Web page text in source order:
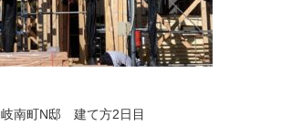
岐南町N邸 建て方2日目